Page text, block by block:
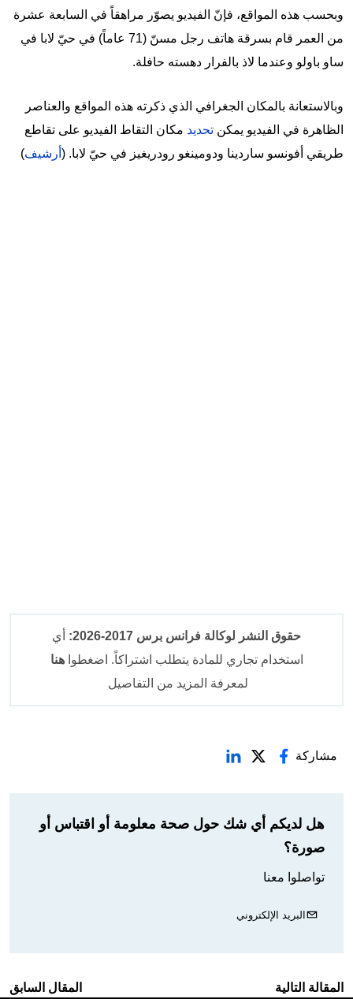
وبحسب هذه المواقع، فإنّ الفيديو يصوّر مراهقاً في السابعة عشرة
من العمر قام بسرقة هاتف رجل مسنّ (71 عاماً) في حيّ لابا في
ساو باولو وعندما لاذ بالفرار دهسته حافلة.
وبالاستعانة بالمكان الجغرافي الذي ذكرته هذه المواقع والعناصر
الظاهرة في الفيديو يمكن تحديد مكان التقاط الفيديو على تقاطع
طريقي أفونسو ساردينا ودومينغو رودريغيز في حيّ لابا. ( أرشيف)
حقوق النشر لوكالة فرانس برس 2017-2026:
أي
استخدام تجاري للمادة يتطلب اشتراكاً. اضغطواهنا
لمعرفة المزيد من التفاصيل
مشاركة
هل لديكم أي شك حول صحة معلومة أو اقتباس أو
صورة؟
تواصلوا معنا
البريد الإلكتروني
المقالة التالية المقال السابق